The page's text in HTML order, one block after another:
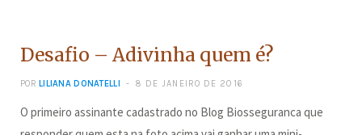
Desafio – Adivinha quem é?
POR LILIANA DONATELLI 8 DE JANEIRO DE 2016
O primeiro assinante cadastrado no Blog Biosseguranca que